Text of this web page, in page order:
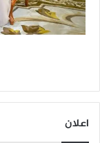
اعلان